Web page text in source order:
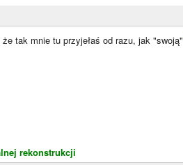
tak mnie tu przyjełaś od razu, jak "swoją"
rekonstrukcji